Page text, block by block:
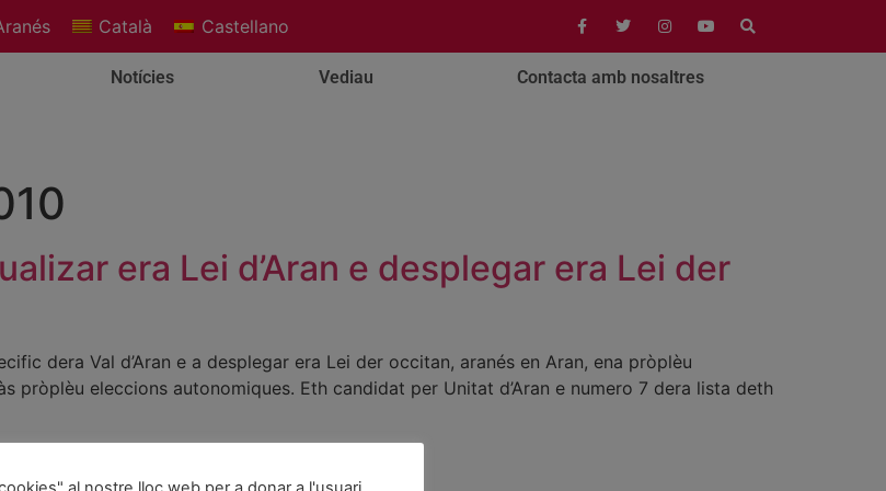
Català Castellano
Notícies Vediau Contacta amb nosaltres
era Lei d’Aran e desplegar era Lei der
dera Val d’Aran e a desplegar era Lei der occitan, aranés en Aran, ena pròplèu
pròplèu eleccions autonomiques. Eth candidat per Unitat d’Aran e numero 7 dera lista deth